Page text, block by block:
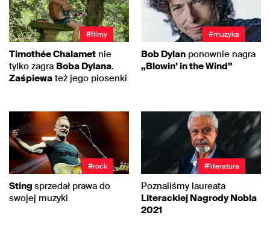
#filmy
Timothée Chalamet nie
tylko zagra Boba Dylana.
Zaśpiewa też jego piosenki
#muzyka
Bob Dylan ponownie nagra
„Blowin’ in the Wind”
#rock
Sting sprzedał prawa do
swojej muzyki
#literatura
Poznaliśmy laureata
Literackiej Nagrody Nobla
2021